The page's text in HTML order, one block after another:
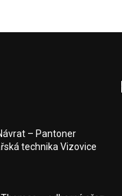
– Pantoner
technika Vizovice